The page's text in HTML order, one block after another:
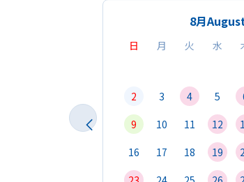
8月
日 月 火 水
2
3 4 5
9
10 11 12
16
17 18 19